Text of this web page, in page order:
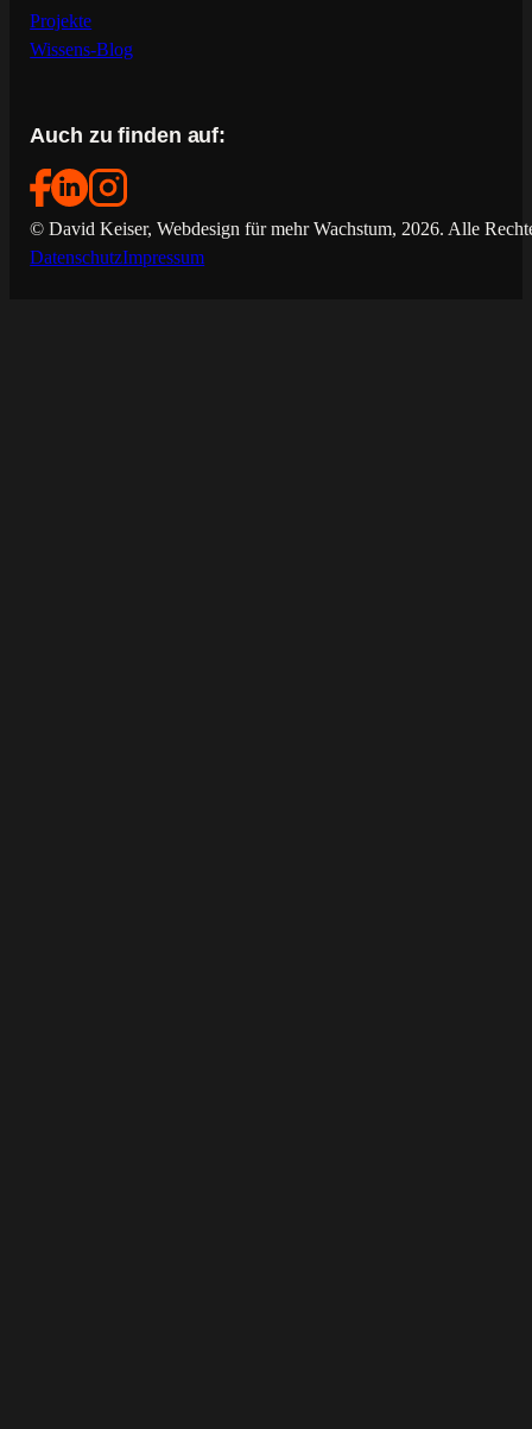
Projekte
Wissens-Blog
Auch zu finden auf:
© David Keiser, Webdesign für mehr Wachstum, 2026. Alle
DatenschutzImpressum